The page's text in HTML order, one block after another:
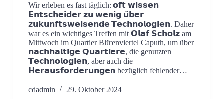
Wir erleben es fast täglich: 𝗼𝗳𝘁 𝘄𝗶𝘀𝘀𝗲𝗻
𝗘𝗻𝘁𝘀𝗰𝗵𝗲𝗶𝗱𝗲𝗿 𝘇𝘂 𝘄𝗲𝗻𝗶𝗴 𝘂̈𝗯𝗲𝗿
𝘇𝘂𝗸𝘂𝗻𝗳𝘁𝘀𝘄𝗲𝗶𝘀𝗲𝗻𝗱𝗲 𝗧𝗲𝗰𝗵𝗻𝗼𝗹𝗼𝗴𝗶𝗲𝗻. Daher
war es ein wichtiges Treffen mit 𝗢𝗹𝗮𝗳 𝗦𝗰𝗵𝗼𝗹𝘇 am
Mittwoch im Quartier Blütenviertel Caputh, um über
𝗻𝗮𝗰𝗵𝗵𝗮𝗹𝘁𝗶𝗴𝗲 𝗤𝘂𝗮𝗿𝘁𝗶𝗲𝗿𝗲, die genutzten
𝗧𝗲𝗰𝗵𝗻𝗼𝗹𝗼𝗴𝗶𝗲𝗻, aber auch die
𝗛𝗲𝗿𝗮𝘂𝘀𝗳𝗼𝗿𝗱𝗲𝗿𝘂𝗻𝗴𝗲𝗻 bezüglich fehlender…
cdadmin 29. Oktober 2024